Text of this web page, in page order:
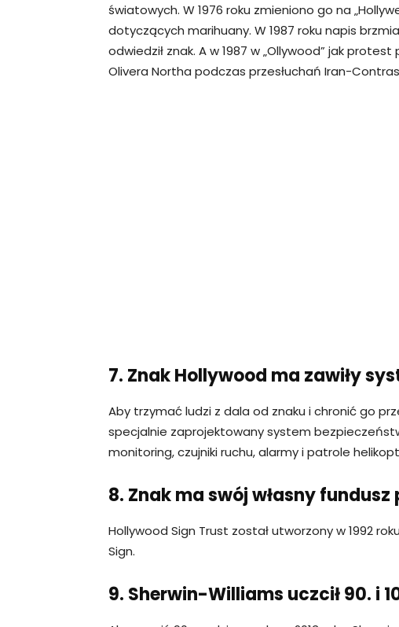
światowych. W 1976 roku zmieniono go na
dotyczących marihuany. W 1987 roku napis
odwiedził znak. A w 1987 w „Ollywood” jak
Olivera Northa podczas przesłuchań Iran-
7. Znak Hollywood ma zawiły
Aby trzymać ludzi z dala od znaku i chronić go
specjalnie zaprojektowany system
monitoring, czujniki ruchu, alarmy i patrole
8. Znak ma swój własny
Hollywood Sign Trust został utworzony w 1992
Sign.
9. Sherwin-Williams uczcił 90. i